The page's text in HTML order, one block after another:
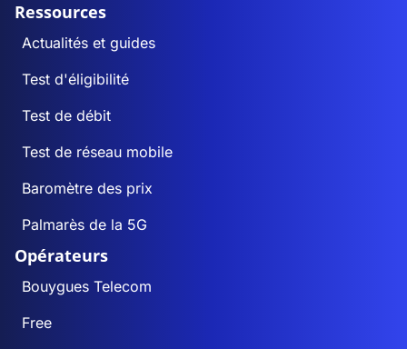
Ressources
Actualités et guides
Test d'éligibilité
Test de débit
Test de réseau mobile
Baromètre des prix
Palmarès de la 5G
Opérateurs
Bouygues Telecom
Free